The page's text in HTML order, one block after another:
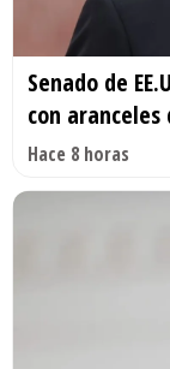
Senado de
con aranceles
Hace 8 horas